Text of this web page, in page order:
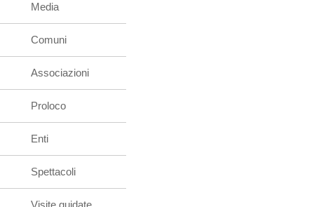
Media
Comuni
Associazioni
Proloco
Enti
Spettacoli
Visite guidate